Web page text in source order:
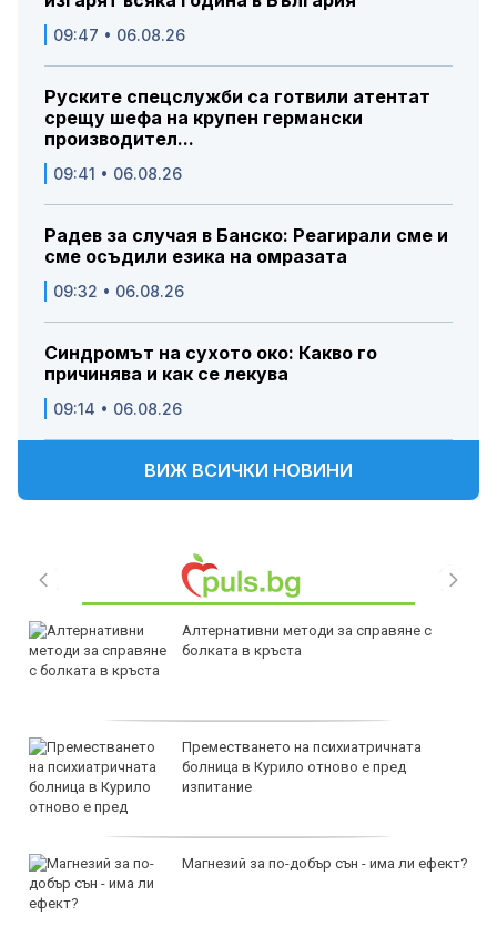
09:47 • 06.08.26
Руските спецслужби са готвили атентат
срещу шефа на крупен германски
производител...
09:41 • 06.08.26
Радев за случая в Банско: Реагирали сме и
сме осъдили езика на омразата
09:32 • 06.08.26
Синдромът на сухото око: Какво го
причинява и как се лекува
09:14 • 06.08.26
ВИЖ ВСИЧКИ НОВИНИ
Алтернативни методи за справяне с
болката в кръста
Преместването на психиатричната
болница в Курило отново е пред
изпитание
Магнезий за по-добър сън - има ли ефект?